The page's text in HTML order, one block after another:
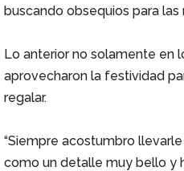
buscando obsequios para las
Lo anterior no solamente en
aprovecharon la festividad
regalar.
“Siempre acostumbro
como un detalle muy bello y